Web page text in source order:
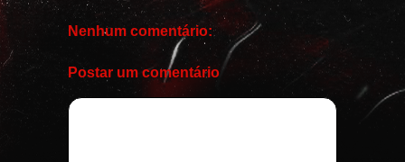
Nenhum comentário:
Postar um comentário